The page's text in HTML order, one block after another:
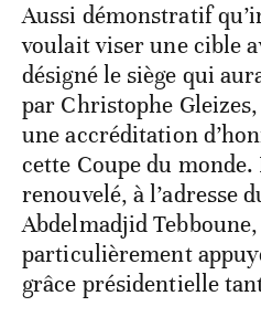
Aussi démonstratif
voulait viser une cible
désigné le siège qui
par Christophe
une accréditation
cette Coupe du
renouvelé, à l’adresse
Abdelmadjid
particulièrement
grâce présidentielle